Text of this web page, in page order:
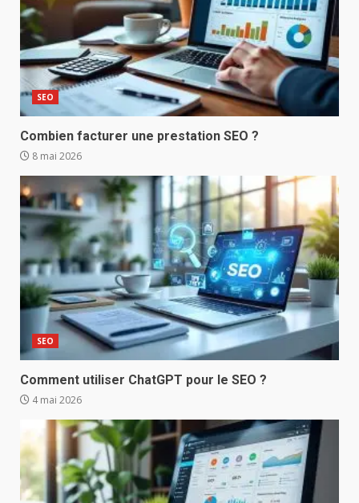
SEO
Combien facturer une prestation SEO ?
8 mai 2026
SEO
Comment utiliser ChatGPT pour le SEO ?
4 mai 2026